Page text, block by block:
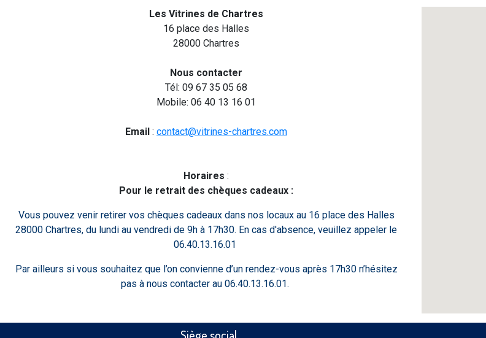
Les Vitrines de Chartres
16 place des Halles
28000 Chartres
Nous contacter
Tél: 09 67 35 05 68
Mobile: 06 40 13 16 01
Email : contact@vitrines-chartres.com
Horaires :
Pour le retrait des chèques cadeaux :
Vous pouvez venir retirer vos chèques cadeaux dans nos locaux au 16 place des Halles
28000 Chartres, du lundi au vendredi de 9h à 17h30. En cas d'absence, veuillez appeler le
06.40.13.16.01
Par ailleurs si vous souhaitez que l’on convienne d’un rendez-vous après 17h30 n’hésitez
pas à nous contacter au 06.40.13.16.01.